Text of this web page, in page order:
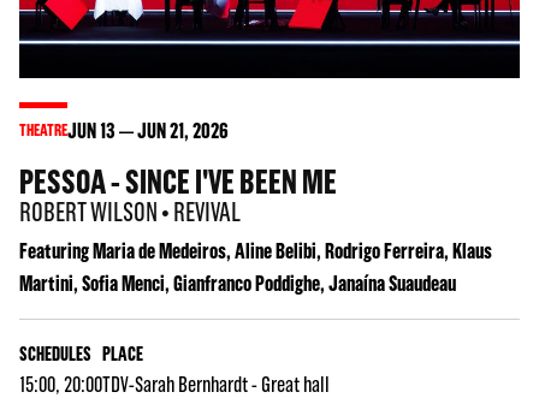
THEATREJUN13 JUN21, 2026
PESSOA - SINCE I'VE BEEN ME
ROBERT WILSON • REVIVAL
Featuring Maria de Medeiros, Aline Belibi, Rodrigo Ferreira, Klaus
Martini, Sofia Menci, Gianfranco Poddighe, Janaína Suaudeau
SCHEDULES
15:00, 20:00
PLACE
TDV-Sarah Bernhardt - Great hall